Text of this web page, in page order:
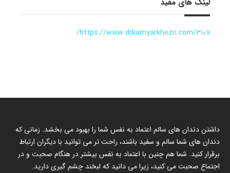
لینک های مفید
https://www.drkamyarkhezri.com/3107/
داشتن دندان های سالم اعتماد به نفس شما را بهبود می بخشد. زمانی که
دندان های شما سالم و سفید باشند، راحت تر می توانید با دیگران ارتباط
برقرار کنید. شما هم چنین با اعتماد به نفس بیشتر در هنگام صحبت و در
اجتماع صحبت می کنید، زیرا می دانید که لبخند چشم گیری دارید.